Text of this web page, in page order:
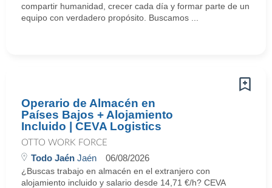
compartir humanidad, crecer cada día y formar parte de un
equipo con verdadero propósito. Buscamos ...
Operario de Almacén en
Países Bajos + Alojamiento
Incluido | CEVA Logistics
OTTO WORK FORCE
Todo Jaén Jaén 06/08/2026
¿Buscas trabajo en almacén en el extranjero con
alojamiento incluido y salario desde 14,71 €/h? CEVA